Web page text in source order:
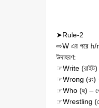
➤Rule-2
⇨W এর পরে h/r
উদাহরণ:
☞Write (রাইট)
☞Wrong (রং)
☞Who (হু) –
☞Wrestling